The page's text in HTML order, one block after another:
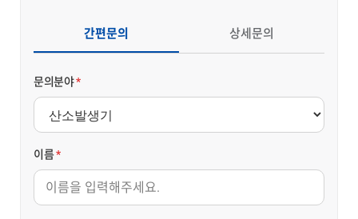
간편문의 상세문의
문의분야*
이름*